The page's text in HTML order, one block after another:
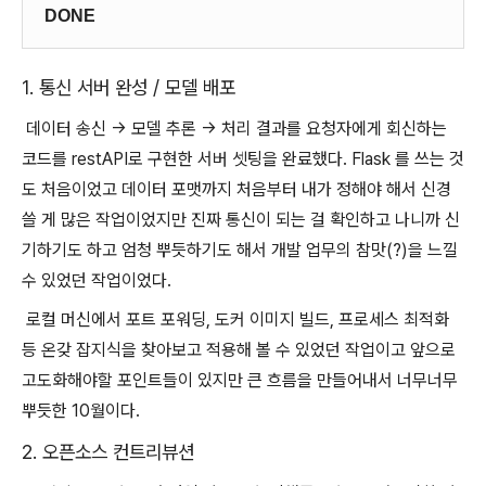
DONE
1. 통신 서버 완성 / 모델 배포
데이터 송신 -> 모델 추론 -> 처리 결과를 요청자에게 회신하는
코드를 restAPI로 구현한 서버 셋팅을 완료했다. Flask 를 쓰는 것
도 처음이었고 데이터 포맷까지 처음부터 내가 정해야 해서 신경
쓸 게 많은 작업이었지만 진짜 통신이 되는 걸 확인하고 나니까 신
기하기도 하고 엄청 뿌듯하기도 해서 개발 업무의 참맛(?)을 느낄
수 있었던 작업이었다.
로컬 머신에서 포트 포워딩, 도커 이미지 빌드, 프로세스 최적화
등 온갖 잡지식을 찾아보고 적용해 볼 수 있었던 작업이고 앞으로
고도화해야할 포인트들이 있지만 큰 흐름을 만들어내서 너무너무
뿌듯한 10월이다.
2. 오픈소스 컨트리뷰션